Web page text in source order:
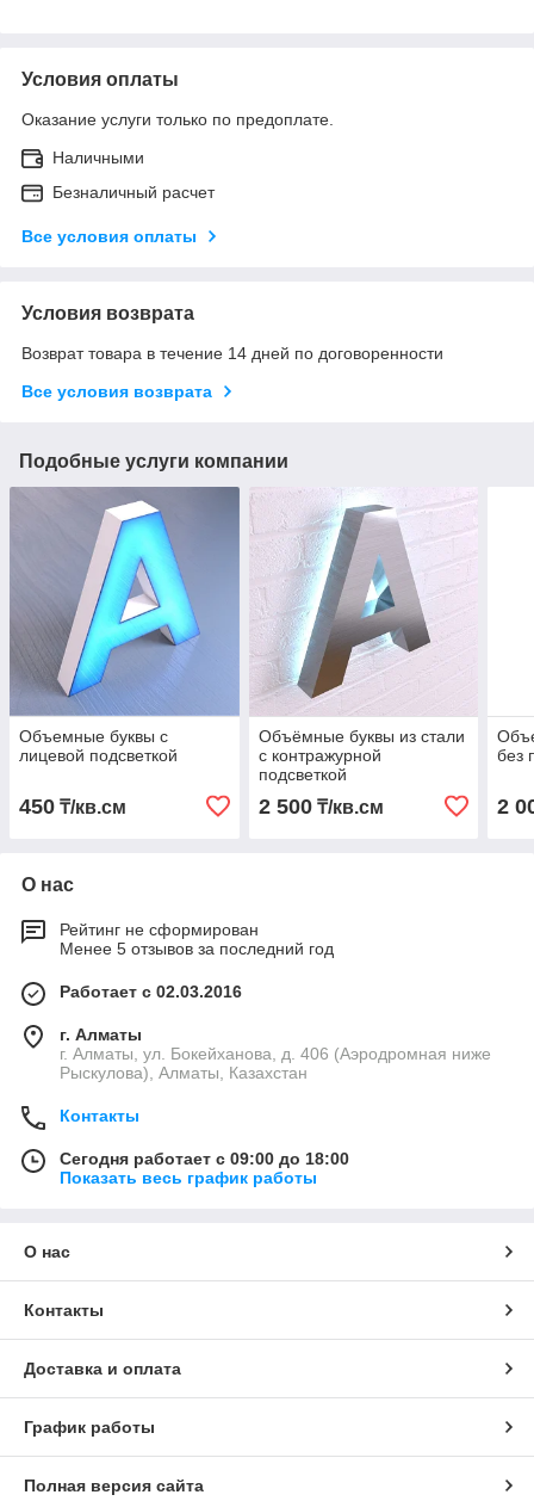
Условия оплаты
Оказание услуги только по предоплате.
Наличными
Безналичный расчет
Все условия оплаты
Условия возврата
Возврат товара в течение 14 дней по договоренности
Все условия возврата
Подобные услуги компании
Объемные буквы с
лицевой подсветкой
450 ₸/кв.см
Объёмные буквы из стали
с контражурной
подсветкой
2 500₸/кв.см
без
2
О нас
Рейтинг не сформирован
Менее 5 отзывов за последний год
Работает с 02.03.2016
г. Алматы
г. Алматы, ул. Бокейханова, д. 406 (Аэродромная ниже
Рыскулова), Алматы, Казахстан
Контакты
Сегодня работает с 09:00 до 18:00
Показать весь график работы
О нас
Контакты
Доставка и оплата
График работы
Полная версия сайта